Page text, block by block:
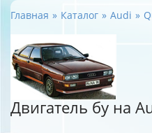
Главная Каталог Audi
Двигатель бу на